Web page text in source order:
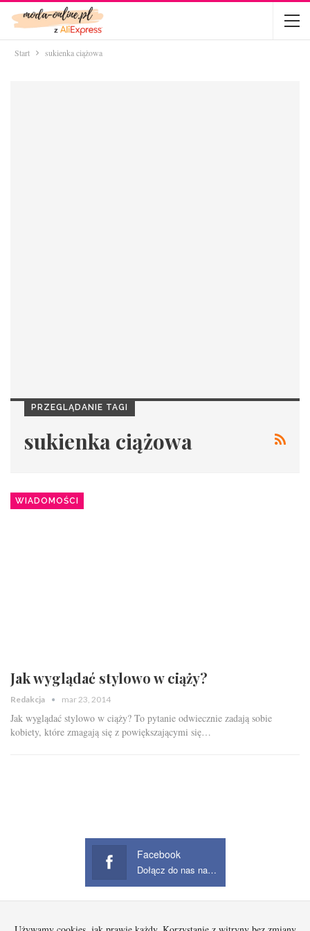
Start sukienka ciążowa
PRZEGLĄDANIE TAGI
sukienka ciążowa
WIADOMOŚCI
Jak wyglądać stylowo w ciąży?
Redakcja mar 23, 2014
Jak wyglądać stylowo w ciąży? To pytanie odwiecznie zadają sobie
kobiety, które zmagają się z powiększającymi się…
Facebook
Dołącz do nas na Facebook